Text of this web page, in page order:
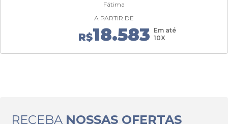
Fátima
A PARTIR DE
R$18.583 Em até
10X
RECEBA NOSSAS OFERTAS